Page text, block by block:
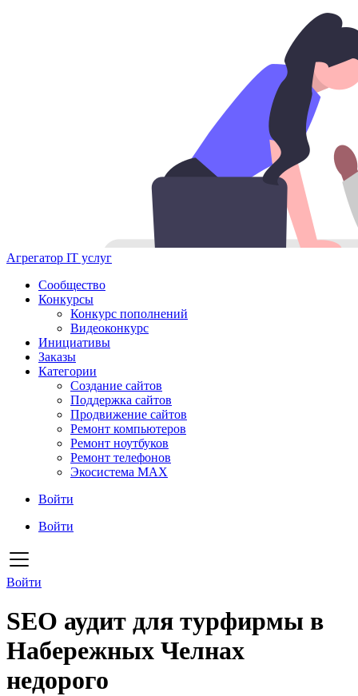
Агрегатор IT услуг
Сообщество
Конкурсы
Конкурс пополнений
Видеоконкурс
Инициативы
Заказы
Категории
Создание сайтов
Поддержка сайтов
Продвижение сайтов
Ремонт компьютеров
Ремонт ноутбуков
Ремонт телефонов
Экосистема MAX
Войти
Войти
Войти
SEO аудит для турфирмы в
Набережных Челнах
недорого